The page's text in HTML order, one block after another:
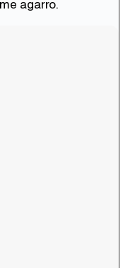
agarro.